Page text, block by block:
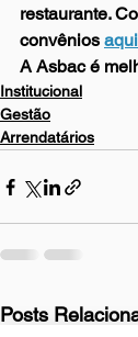
restaurante.
convênios
A Asbac é
Institucional
Gestão
Arrendatários
Posts